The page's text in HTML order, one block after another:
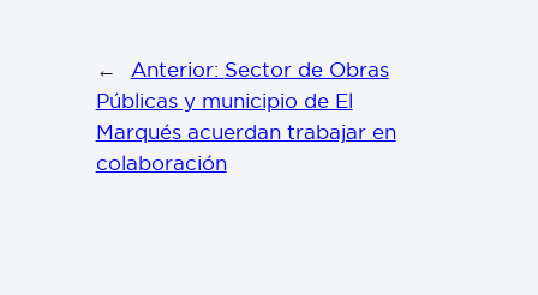
← Anterior: Sector de Obras
Públicas y municipio de El
Marqués acuerdan trabajar en
colaboración